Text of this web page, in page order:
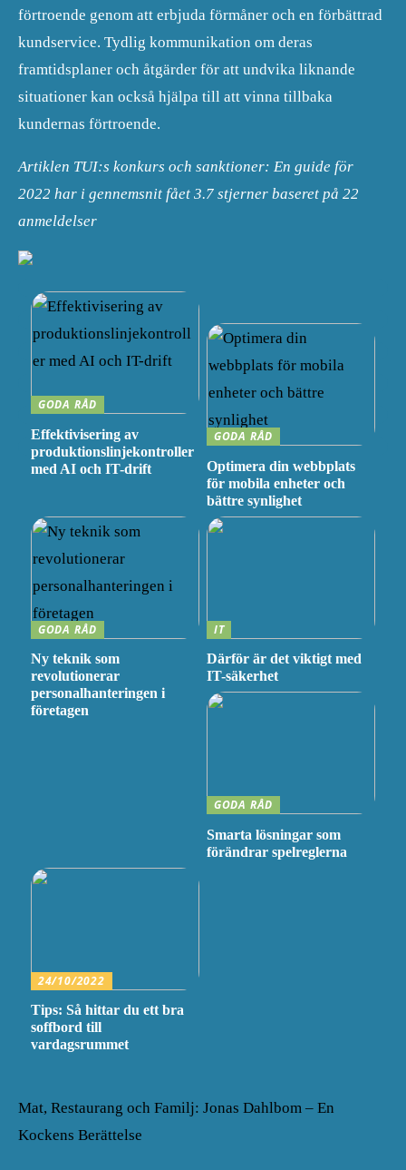
förtroende genom att erbjuda förmåner och en förbättrad
kundservice. Tydlig kommunikation om deras
framtidsplaner och åtgärder för att undvika liknande
situationer kan också hjälpa till att vinna tillbaka
kundernas förtroende.
Artiklen TUI:s konkurs och sanktioner: En guide för
2022 har i gennemsnit fået 3.7 stjerner baseret på 22
anmeldelser
GODA RÅD
Effektivisering av
produktionslinjekontroller
med AI och IT-drift
GODA RÅD
Optimera din webbplats
för mobila enheter och
bättre synlighet
GODA RÅD
Ny teknik som
revolutionerar
personalhanteringen i
företagen
IT
Därför är det viktigt med
IT-säkerhet
GODA RÅD
Smarta lösningar som
förändrar spelreglerna
24/10/2022
Tips: Så hittar du ett bra
soffbord till
vardagsrummet
Mat, Restaurang och Familj: Jonas Dahlbom – En
Kockens Berättelse